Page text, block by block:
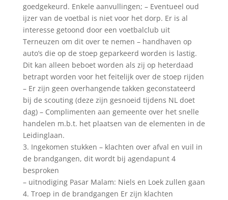
goedgekeurd. Enkele aanvullingen; – Eventueel oud
ijzer van de voetbal is niet voor het dorp. Er is al
interesse getoond door een voetbalclub uit
Terneuzen om dit over te nemen – handhaven op
auto’s die op de stoep geparkeerd worden is lastig.
Dit kan alleen beboet worden als zij op heterdaad
betrapt worden voor het feitelijk over de stoep rijden
– Er zijn geen overhangende takken geconstateerd
bij de scouting (deze zijn gesnoeid tijdens NL doet
dag) – Complimenten aan gemeente over het snelle
handelen m.b.t. het plaatsen van de elementen in de
Leidinglaan.
3. Ingekomen stukken – klachten over afval en vuil in
de brandgangen, dit wordt bij agendapunt 4
besproken
– uitnodiging Pasar Malam: Niels en Loek zullen gaan
4. Troep in de brandgangen Er zijn klachten